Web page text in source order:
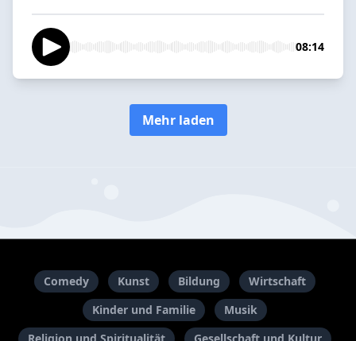
08:14
Mehr laden
Comedy Kunst Bildung
Wirtschaft
Kinder und Familie
Musik